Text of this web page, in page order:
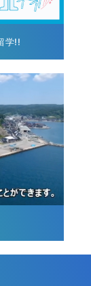
学!!